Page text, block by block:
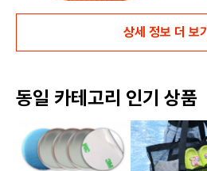
상세 정보 더 보기
동일 카테고리 인기 상품